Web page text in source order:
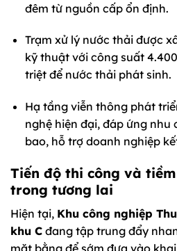
đêm từ nguồn cấp ổn định.
Trạm xử lý nước thải được
kỹ thuật với công suất
triệt để nước thải phát sinh.
Hạ tầng viễn thông phát
nghệ hiện đại, đáp ứng nhu
bao, hỗ trợ doanh nghiệp
Tiến độ thi công và
trong tương lai
Hiện tại, Khu công nghiệp
khu C đang tập trung đẩy
mặt bằng để sớm đưa vào